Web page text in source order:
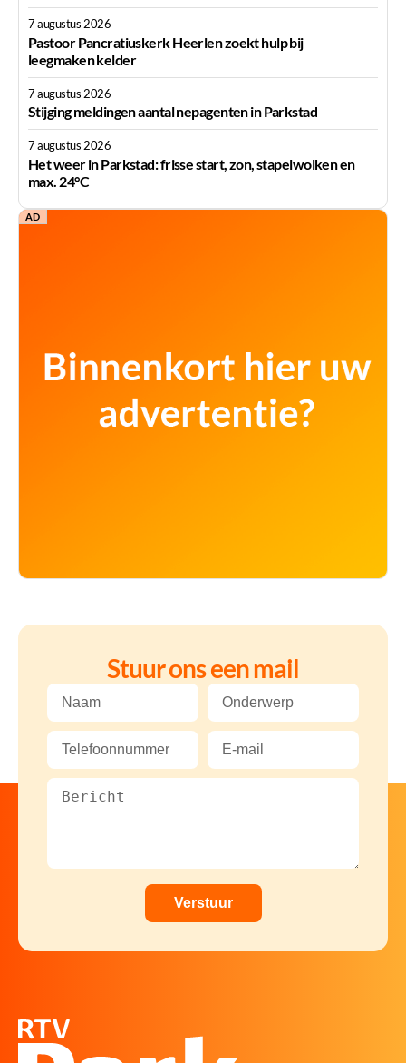
7 augustus 2026
Pastoor Pancratiuskerk Heerlen zoekt hulp bij
leegmaken kelder
7 augustus 2026
Stijging meldingen aantal nepagenten in Parkstad
7 augustus 2026
Het weer in Parkstad: frisse start, zon, stapelwolken en
max. 24°C
AD
Stuur ons een mail